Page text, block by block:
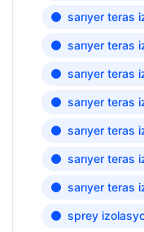
sarıyer teras
sarıyer teras
sarıyer teras
sarıyer teras
sarıyer teras
sarıyer teras
sarıyer teras
sprey